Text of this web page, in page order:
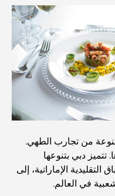
دبي: دليل شامل لأولياء
المجتمعية العصرية
الفاخر بالثقافة
الخياطة الفاخرة
من تجارب الطهي.
دبي بتنوعها
التقليدية الإماراتية، إلى
في العالم.